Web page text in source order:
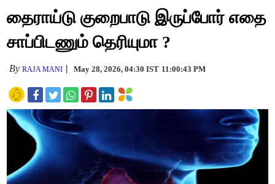
தைராய்டு குறைபாடு இருப்போர் எதை
சாப்பிடணும் தெரியுமா ?
ByRAJA MANI May 28, 2026, 04:30 IST 11:00:43 PM